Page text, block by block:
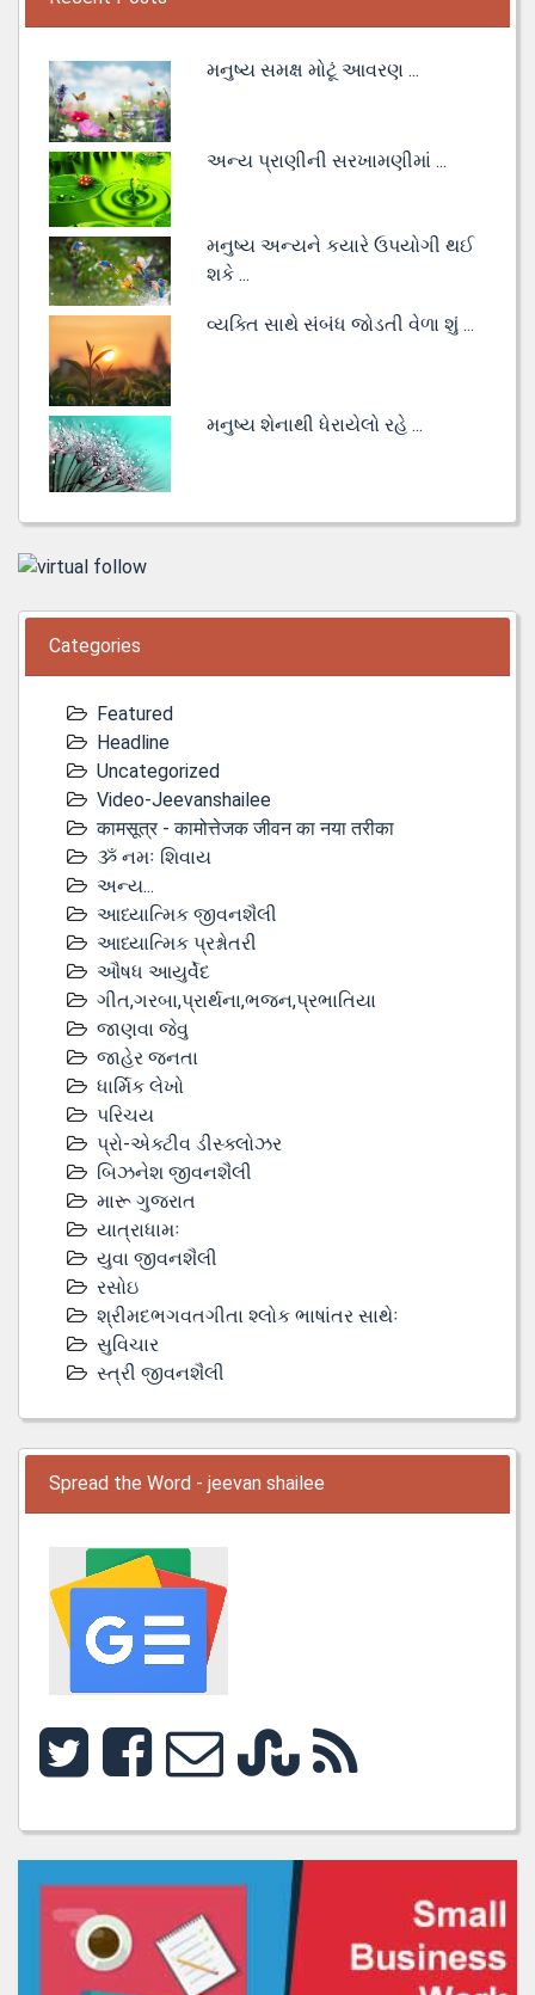
મનુષ્ય સમક્ષ મોટૂં આવરણ ...
અન્ય પ્રાણીની સરખામણીમાં ...
મનુષ્ય અન્યને કયારે ઉપયોગી થઈ
શકે ...
વ્યક્તિ સાથે સંબંધ જોડતી વેળા શું ...
મનુષ્ય શેનાથી ધેરાયેલો રહે ...
Categories
Featured
Headline
Uncategorized
Video-Jeevanshailee
कामसूत्र - कामोत्तेजक जीवन का नया तरीका
ૐ નમઃ શિવાય
અન્ય...
આધ્યાત્મિક જીવનશૈલી
આધ્યાત્મિક પ્રશ્નોતરી
ઔષધ આયુર્વેદ
ગીત,ગરબા,પ્રાર્થના,ભજન,પ્રભાતિયા
જાણવા જેવુ
જાહેર જનતા
ધાર્મિક લેખો
પરિચય
પ્રો-એક્ટીવ ડીસ્‍ક્લોઝર
બિઝનેશ જીવનશૈલી
મારૂ ગુજરાત
યાત્રાધામઃ
યુવા જીવનશૈલી
રસોઇ
શ્રીમદભગવતગીતા શ્લોક ભાષાંતર સાથેઃ
સુવિચાર
સ્ત્રી જીવનશૈલી
Spread the Word - jeevan shailee